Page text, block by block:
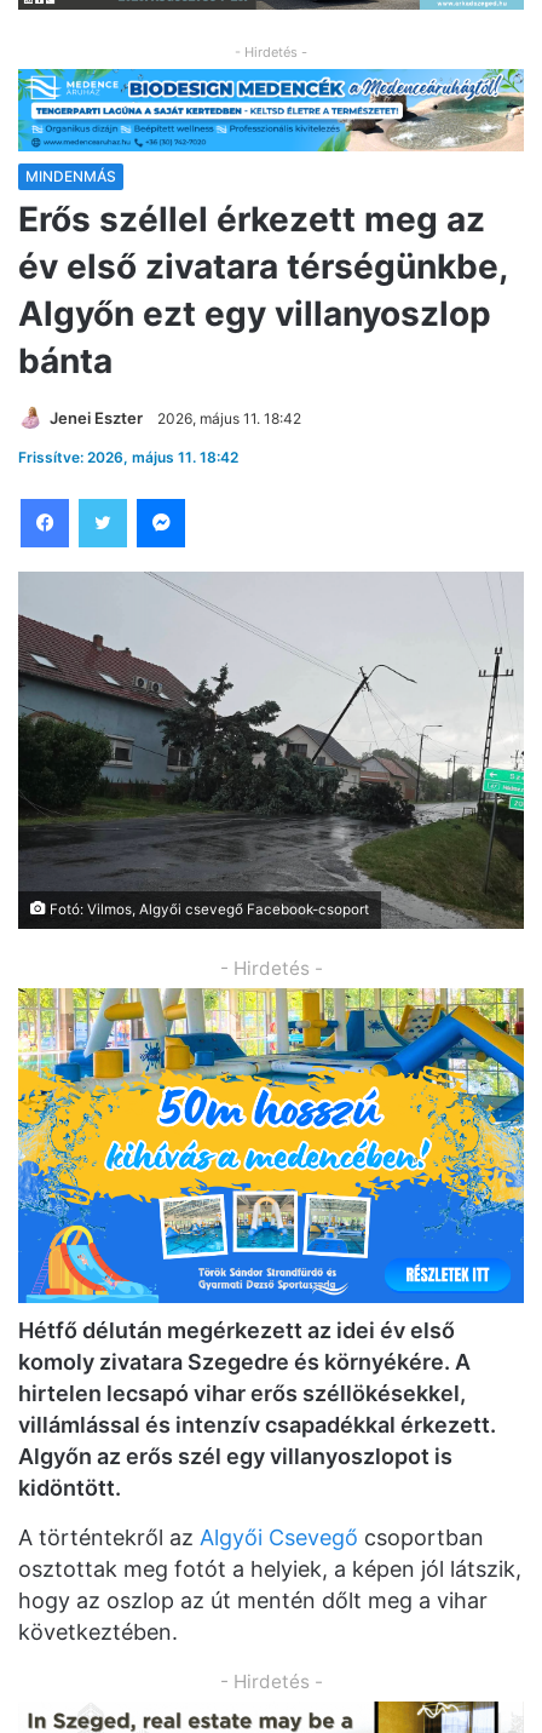
- Hirdetés -
MINDENMÁS
Erős széllel érkezett meg az
év első zivatara térségünkbe,
Algyőn ezt egy villanyoszlop
bánta
Jenei Eszter 2026, május 11. 18:42
Frissítve: 2026, május 11. 18:42
Fotó: Vilmos, Algyői csevegő Facebook-csoport
- Hirdetés -
Hétfő délután megérkezett az idei év első
komoly zivatara Szegedre és környékére. A
hirtelen lecsapó vihar erős széllökésekkel,
villámlással és intenzív csapadékkal érkezett.
Algyőn az erős szél egy villanyoszlopot is
kidöntött.
A történtekről az Algyői Csevegő csoportban
osztottak meg fotót a helyiek, a képen jól látszik,
hogy az oszlop az út mentén dőlt meg a vihar
következtében.
- Hirdetés -